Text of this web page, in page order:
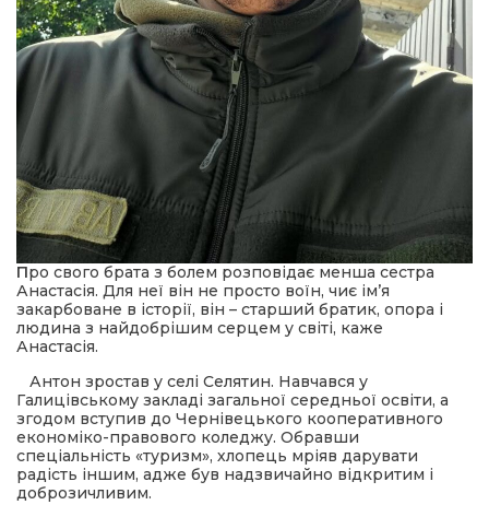
Про свого брата з болем розповідає менша сестра
Анастасія. Для неї він не просто воїн, чиє ім’я
закарбоване в історії, він – старший братик, опора і
людина з найдобрішим серцем у світі, каже
Анастасія.
Антон зростав у селі Селятин. Навчався у
Галицівському закладі загальної середньої освіти, а
згодом вступив до Чернівецького кооперативного
економіко-правового коледжу. Обравши
спеціальність «туризм», хлопець мріяв дарувати
радість іншим, адже був надзвичайно відкритим і
доброзичливим.